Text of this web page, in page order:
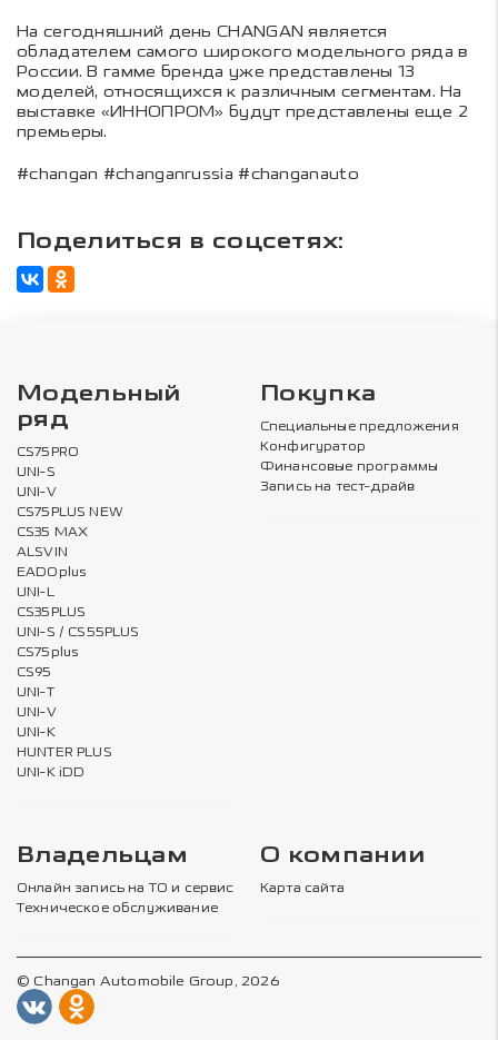
На сегодняшний день CHANGAN является
обладателем самого широкого модельного ряда в
России. В гамме бренда уже представлены 13
моделей, относящихся к различным сегментам. На
выставке «ИННОПРОМ» будут представлены еще 2
премьеры.
#changan #changanrussia #changanauto
Поделиться в соцсетях:
Модельный
ряд
CS75PRO
UNI-S
UNI-V
CS75PLUS NEW
CS35 MAX
ALSVIN
EADOplus
UNI-L
CS35PLUS
UNI-S / CS55PLUS
CS75plus
CS95
UNI-T
UNI-V
UNI-K
HUNTER PLUS
UNI-K iDD
Покупка
Специальные предложения
Конфигуратор
Финансовые программы
Запись на тест-драйв
Владельцам
Онлайн запись на ТО и сервис
Техническое обслуживание
О компании
Карта сайта
© Changan Automobile Group, 2026